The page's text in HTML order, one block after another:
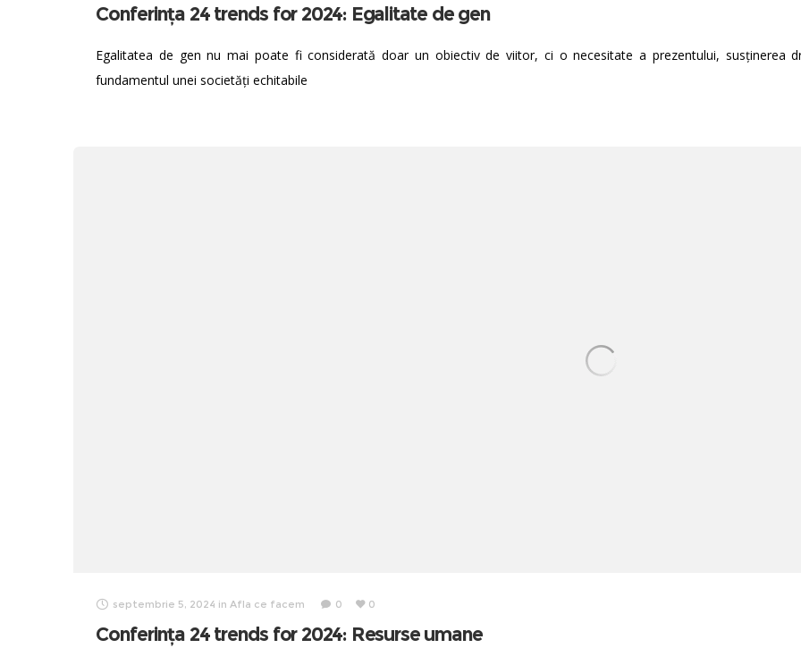
Conferința 24 trends for 2024: Egalitate de gen
Egalitatea de gen nu mai poate fi considerată doar un obiectiv de viitor, ci o necesitate a prezentului, susținerea
fundamentul unei societăți echitabile
septembrie 5, 2024 in Afla ce facem 0 0
Conferința 24 trends for 2024: Resurse umane